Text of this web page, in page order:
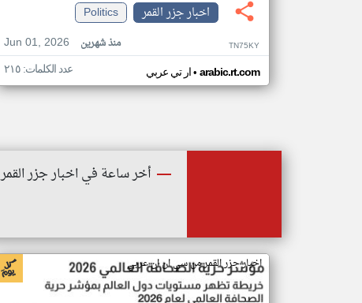
اخبار جزر القمر
Politics
Jun 01, 2026
منذ شهرين TN75KY
ار تي عربي• arabic.rt.com عدد الكلمات: ٢١٥
أخر ساعة في اخبار جزر القمر
اخبار جزر القمر من سي ان ان عربي